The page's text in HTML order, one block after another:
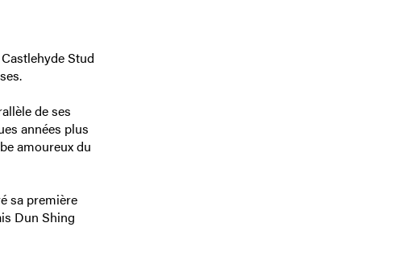
Stud
de ses
années plus
amoureux du
sa première
Dun Shing